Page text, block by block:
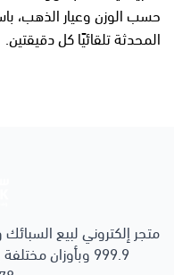
حسب الوزن وعيار الذهب،
المحدثة تلقائيًا كل دقيقتين.
متجر إلكتروني لبيع
999.9 وبأوزان